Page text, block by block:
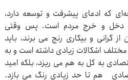
که ادعای پیشرفت و توسعه دارد،
دخل و خرج مردم است. پس وقتی
گرانی و بیکاری رنج می برند، باید
اشکالات زیادی داشته است و به
به کل به هم می ریزد، بلکه امید
هم تا حد زیادی رنگ می بازد.